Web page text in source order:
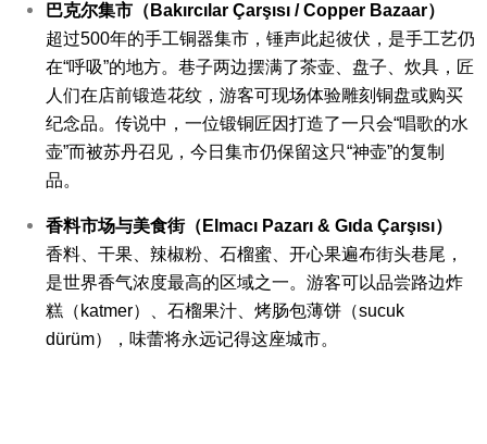
巴克尔集市（Bakırcılar Çarşısı / Copper Bazaar）
超过500年的手工铜器集市，锤声此起彼伏，是手工艺仍
在“呼吸”的地方。巷子两边摆满了茶壶、盘子、炊具，匠
人们在店前锻造花纹，游客可现场体验雕刻铜盘或购买
纪念品。 传说中，一位锻铜匠因打造了一只会“唱歌的水
壶”而被苏丹召见，今日集市仍保留这只“神壶”的复制
品。
香料市场与美食街（Elmacı Pazarı & Gıda Çarşısı）
香料、干果、辣椒粉、石榴蜜、开心果遍布街头巷尾，
是世界香气浓度最高的区域之一。游客可以品尝路边炸
糕（katmer）、石榴果汁、烤肠包薄饼（sucuk
dürüm），味蕾将永远记得这座城市。